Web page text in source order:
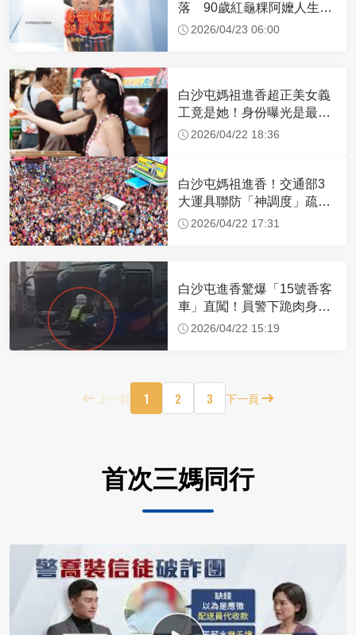
落 90歲紅龜粿阿嬤人生謝
幕2026/04/23 06:00
白沙屯媽祖進香超正美女義
工竟是她！身份曝光是最美
禮生 一輩子不結婚
2026/04/22 18:36
白沙屯媽祖進香！交通部3
大運具聯防「神調度」疏運
32.1萬創新高
2026/04/22 17:31
白沙屯進香驚爆「15號香客
車」直闖！員警下跪肉身擋
車：讓行人先過
2026/04/22 15:19
上一頁 1 2 3 下一頁
首次三媽同行